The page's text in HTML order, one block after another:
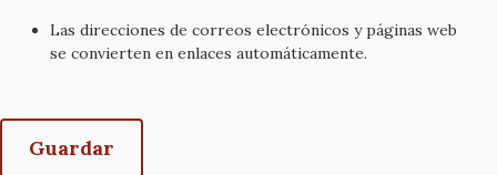
Las direcciones de correos electrónicos y páginas web
se convierten en enlaces automáticamente.